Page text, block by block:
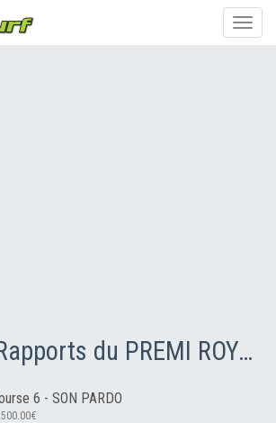
Résultats/Rapports du PREMI ROYAL
6 - SON PARDO